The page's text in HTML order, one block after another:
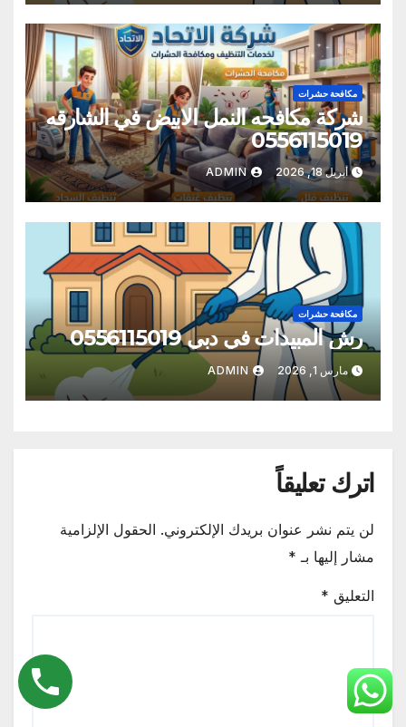
مكافحة حشرات
شركة مكافحه النمل الابيض في الشارقه
0556115019
أبريل 18, 2026 ADMIN
مكافحة حشرات
رش المبيدات في دبي 0556115019
مارس 1, 2026 ADMIN
اترك تعليقاً
لن يتم نشر عنوان بريدك الإلكتروني. الحقول الإلزامية
مشار إليها بـ *
التعليق *